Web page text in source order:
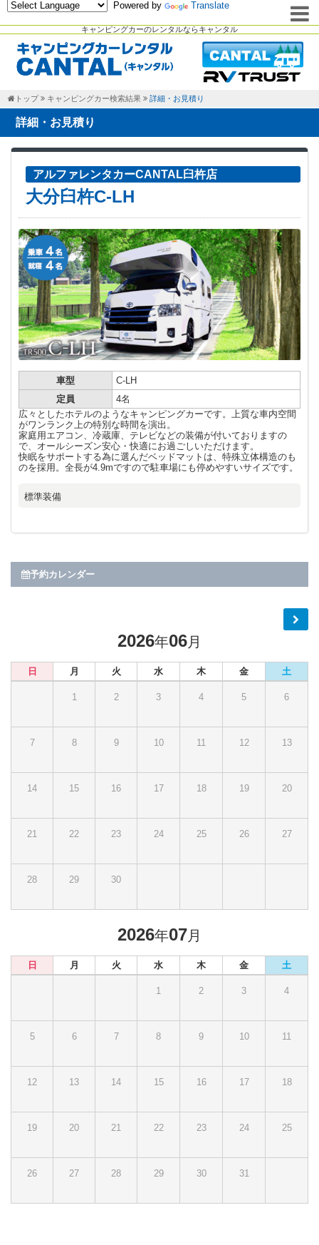
キャンピングカーのレンタルならキャンタル
Powered by Translate
トップ キャンピングカー検索結果 詳細・お見積り
詳細・お見積り
アルファレンタカーCANTAL臼杵店
大分臼杵C-LH
車型
C-LH
定員
4名
広々としたホテルのようなキャンピングカーです。上質な車内空間
がワンランク上の特別な時間を演出。
家庭用エアコン、冷蔵庫、テレビなどの装備が付いておりますの
で、オールシーズン安心・快適にお過ごしいただけます。
快眠をサポートする為に選んだベッドマットは、特殊立体構造のも
のを採用。全長が4.9mですので駐車場にも停めやすいサイズです。
標準装備
予約カレンダー
2026年06月
日 月 火 水 木 金 土
1 2 3 4 5 6
7 8 9 10 11 12 13
14 15 16 17 18 19 20
21 22 23 24 25 26 27
28 29 30
2026年07月
日 月 火 水 木 金 土
1 2 3 4
5 6 7 8 9 10 11
12 13 14 15 16 17 18
19 20 21 22 23 24 25
26 27 28 29 30 31